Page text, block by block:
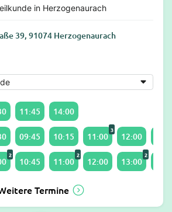
in Herzogenaurach
39, 91074 Herzogenaurach
11:45 14:00
09:45 10:15 11:00
3
12:00
2
10:45 11:00
2
12:00 13:00
2
Termine